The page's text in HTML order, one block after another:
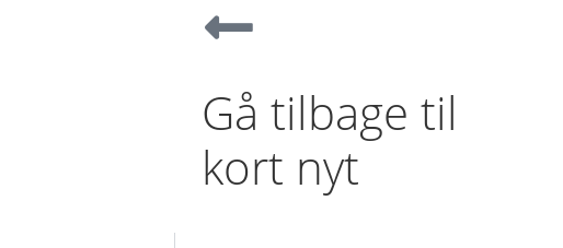
Gå tilbage til
kort nyt